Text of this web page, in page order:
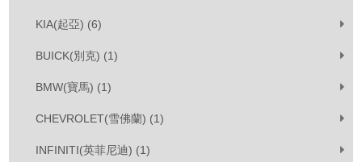
KIA(起亞) (6)
BUICK(別克) (1)
BMW(寶馬) (1)
CHEVROLET(雪佛蘭) (1)
INFINITI(英菲尼迪) (1)